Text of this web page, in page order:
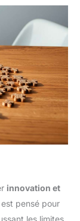
innovation et
pensé pour